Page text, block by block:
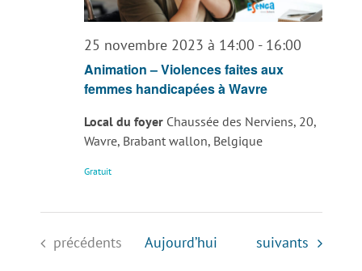
25 novembre 2023 à 14:00 - 16:00
Animation – Violences faites aux
femmes handicapées à Wavre
Local du foyer Chaussée des Nerviens, 20,
Wavre, Brabant wallon, Belgique
Gratuit
Évènements
précédents Aujourd’hui Évènements
suivants